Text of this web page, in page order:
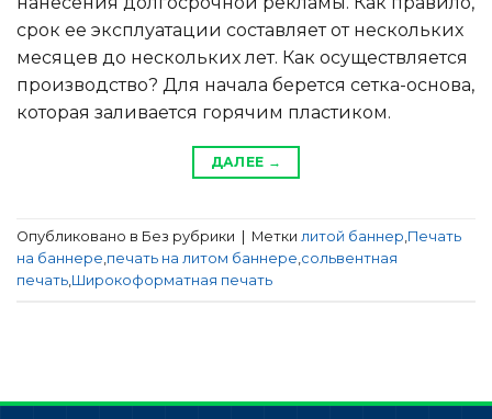
срок ее эксплуатации составляет от нескольких
месяцев до нескольких лет. Как осуществляется
производство? Для начала берется сетка-основа,
которая заливается горячим пластиком.
ДАЛЕЕ →
Опубликовано в Без рубрики Метки литой баннер,Печать
на баннере,печать на литом баннере,сольвентная
печать,Широкоформатная печать